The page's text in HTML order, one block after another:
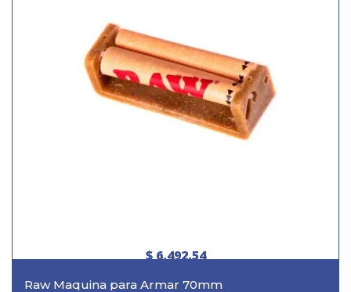
$ 6.492,54
Raw Maquina para Armar 70mm